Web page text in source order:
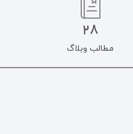
28
مطالب وبلاگ